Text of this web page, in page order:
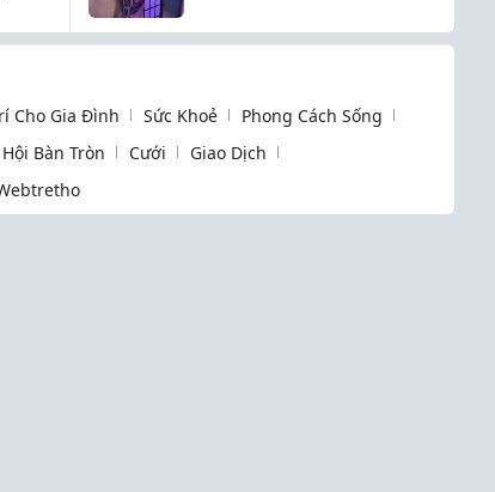
Cho Gia Đình Sức Khoẻ
Phong Cách Sống
Hội Bàn Tròn Cưới
Giao Dịch